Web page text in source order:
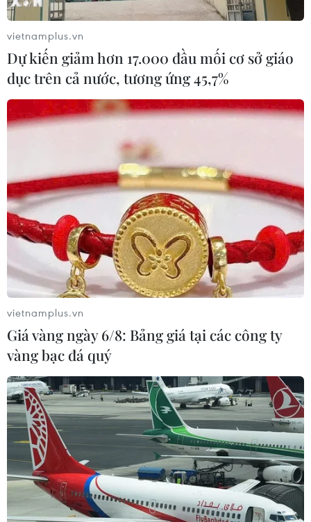
Mỹ-Trung thiếu động lực để phá vỡ bế tắc
trong chiến tranh thương mại
15/06/2019 13:01
Cả hai bên đều cho rằng Mỹ đang cố gắng xác định lại
quan hệ Mỹ-Trung thông qua cuộc chiến thương mại.
Tuy nhiên, quan điểm đó không hề vững chắc.
Thương chiến Mỹ-Trung gây thiệt hại
vietnamplus.vn
Dự kiến giảm hơn 17.000 đầu mối cơ sở giáo
dục trên cả nước, tương ứng 45,7%
vietnamplus.vn
Giá vàng ngày 6/8: Bảng giá tại các công ty
vàng bạc đá quý